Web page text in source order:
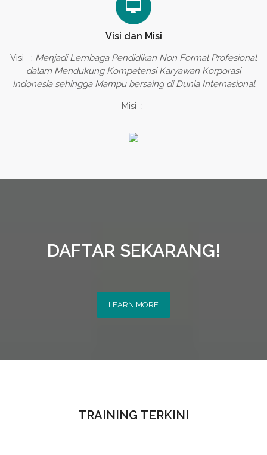
Visi dan Misi
Visi : Menjadi Lembaga Pendidikan Non Formal Profesional
dalam Mendukung Kompetensi Karyawan Korporasi
Indonesia sehingga Mampu bersaing di Dunia Internasional
Misi :
DAFTAR SEKARANG!
LEARN MORE
TRAINING TERKINI